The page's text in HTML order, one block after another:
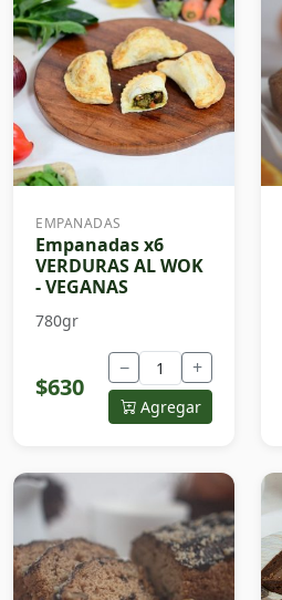
EMPANADAS
Empanadas x6
VERDURAS AL WOK
- VEGANAS
780gr
$630
− +
Agregar